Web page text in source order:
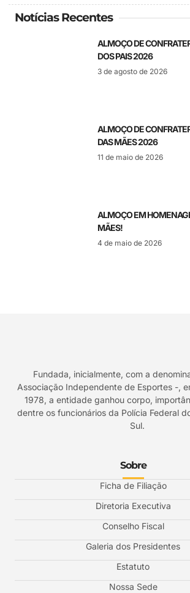
Notícias Recentes
ALMOÇO DE
DOS PAIS 2026
3 de agosto de 2026
ALMOÇO DE
DAS MÃES 2026
11 de maio de 2026
ALMOÇO EM
MÃES!
4 de maio de 2026
Fundada, inicialmente, com a
Associação Independente de Esportes -,
1978, a entidade ganhou corpo,
dentre os funcionários da Polícia Federal
Sul.
Sobre
Ficha de Filiação
Diretoria Executiva
Conselho Fiscal
Galeria dos Presidentes
Estatuto
Nossa Sede